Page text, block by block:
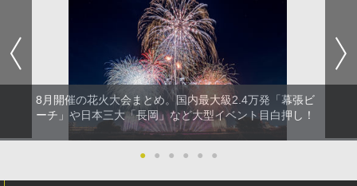
8月開催の花火大会まとめ。国内最大級2.4万発「幕張ビ
ーチ」や日本三大「長岡」など大型イベント目白押し！
● ● ● ● ● ●